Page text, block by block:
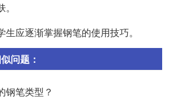
应逐渐掌握钢笔的使用技巧。
问题：
钢笔类型？